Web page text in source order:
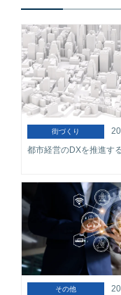
街づくり
都市経営のDXを推進す
その他